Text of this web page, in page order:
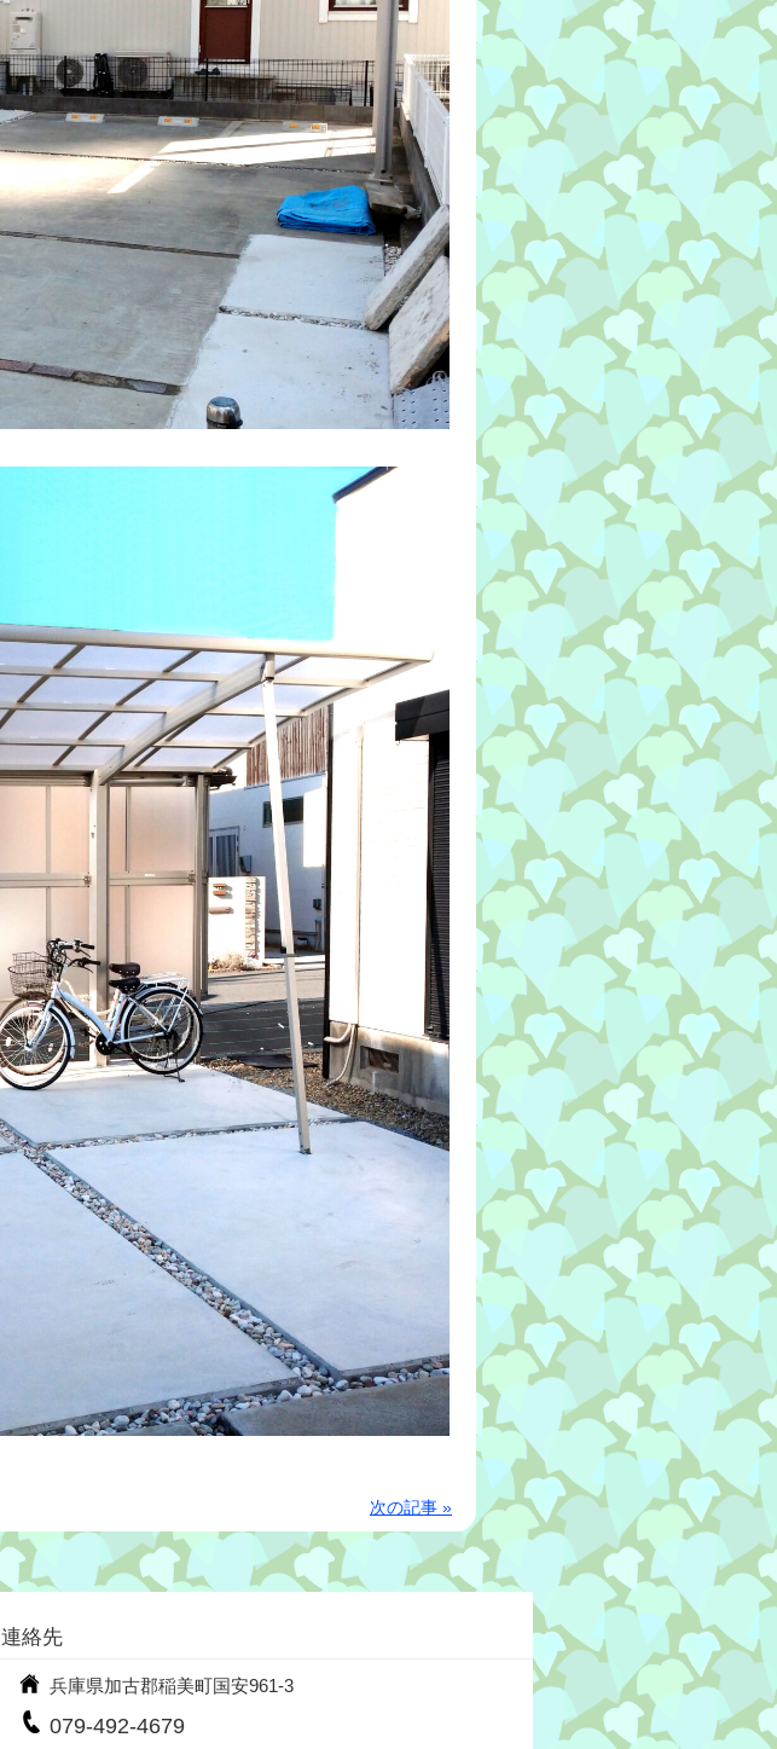
次の記事 »
連絡先
兵庫県加古郡稲美町国安961-3
079-492-4679